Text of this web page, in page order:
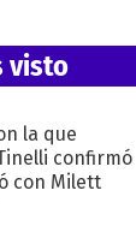
visto
la que
confirmó
con Milett